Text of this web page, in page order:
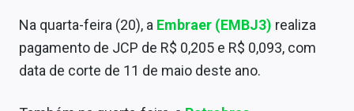
Conteúdo de Marca
Na quarta-feira (20), a Embraer (EMBJ3) realiza
pagamento de JCP de R$ 0,205 e R$ 0,093, com
data de corte de 11 de maio deste ano.